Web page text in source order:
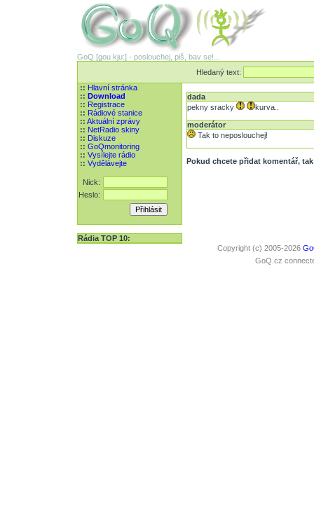
GoQ [gou kju:] - poslouchej, piš, bav se!...
Hledaný text:
:: Hlavní stránka
:: Download
:: Registrace
:: Rádiové stanice
:: Aktuální zprávy
:: NetRadio skiny
:: Diskuze
:: GoQmonitoring
:: Vysílejte rádio
:: Vydělávejte
Nick:
Heslo:
Rádia TOP 10:
dada
pekny sracky
kurva..
moderátor
Tak to neposlouchej!
Pokud chcete přidat komentář,
Copyright (c) 2005-2026
GoQ.cz